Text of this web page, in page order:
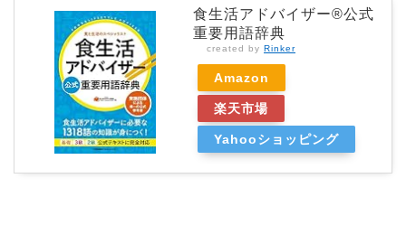
食生活アドバイザー®公式
重要用語辞典
created by Rinker
Amazon
楽天市場
Yahooショッピング